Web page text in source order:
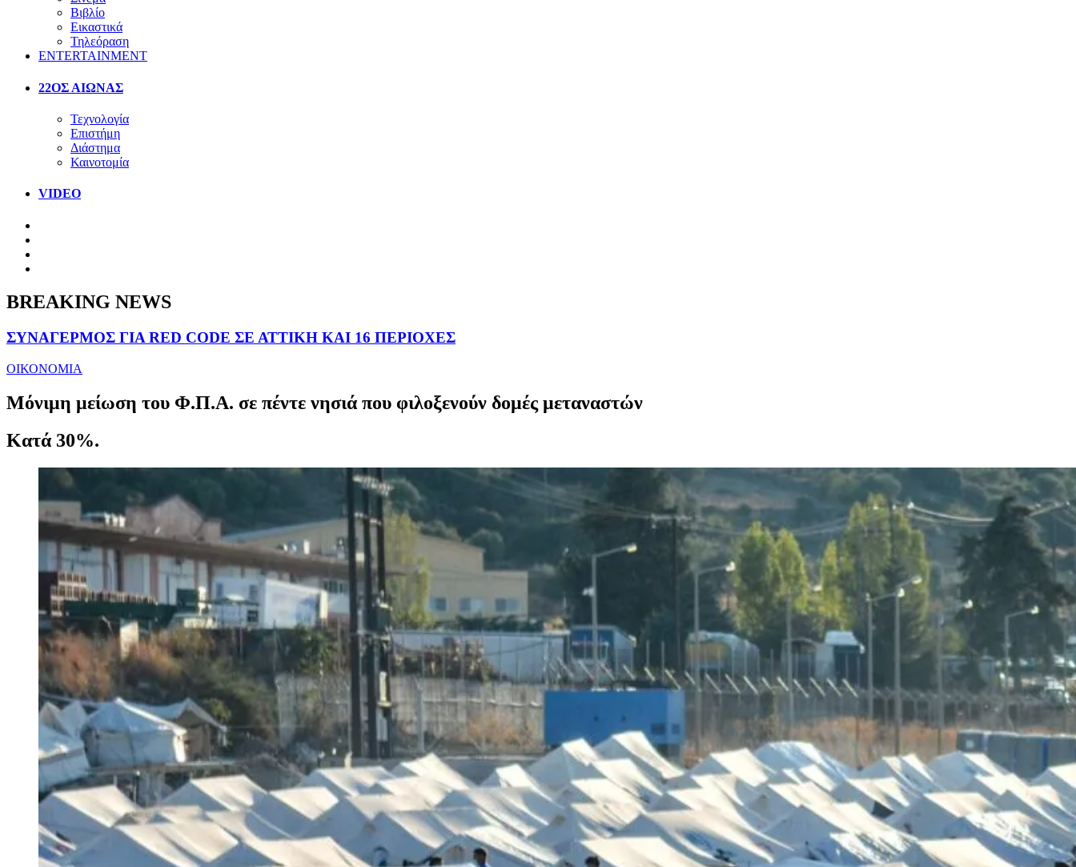
Βιβλίο
Εικαστικά
Τηλεόραση
ENTERTAINMENT
22ΟΣ ΑΙΩΝΑΣ
Τεχνολογία
Επιστήμη
Διάστημα
Καινοτομία
VIDEO
BREAKING NEWS
ΣΥΝΑΓΕΡΜΟΣ ΓΙΑ RED CODE ΣΕ ΑΤΤΙΚΗ ΚΑΙ 16 ΠΕΡΙΟΧΕΣ
ΟΙΚΟΝΟΜΙΑ
Μόνιμη μείωση του Φ.Π.Α. σε πέντε νησιά που φιλοξενούν δομές μεταναστών
Κατά 30%.